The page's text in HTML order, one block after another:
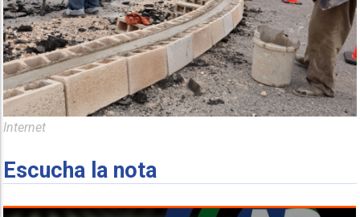
Internet
Escucha la nota